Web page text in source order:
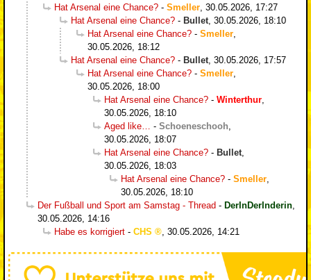
Hat Arsenal eine Chance? - Smeller 30.05.2026, 17:27
Hat Arsenal eine Chance? - Bullet 30.05.2026, 18:10
Hat Arsenal eine Chance? - Smeller
30.05.2026, 18:12
Hat Arsenal eine Chance? - Bullet 30.05.2026, 17:57
Hat Arsenal eine Chance? - Smeller
30.05.2026, 18:00
Hat Arsenal eine Chance? - Winterthur
30.05.2026, 18:10
Aged like…
- Schoeneschooh
30.05.2026, 18:07
Hat Arsenal eine Chance? - Bullet
30.05.2026, 18:03
Hat Arsenal eine Chance? - Smeller
30.05.2026, 18:10
Der Fußball und Sport am Samstag - Thread - DerInDerInderin
30.05.2026, 14:16
Habe es korrigiert - CHS 30.05.2026, 14:21